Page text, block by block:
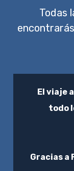
Todas
El viaje
todo
Gracias a